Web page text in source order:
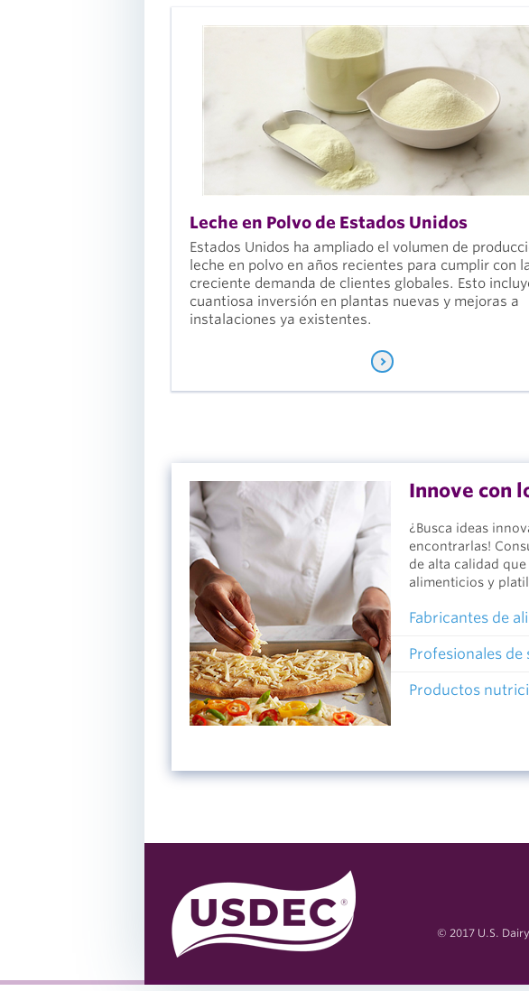
Leche en Polvo de Estados Unidos
Estados Unidos ha ampliado el volumen de
leche en polvo en años recientes para cumplir con
creciente demanda de clientes globales. Esto
cuantiosa inversión en plantas nuevas y mejoras a
instalaciones ya existentes.
Innove con
¿Busca ideas
encontrarlas!
de alta calidad
alimenticios y
Fabricantes de
Profesionales
Productos
© 2017 U.S.